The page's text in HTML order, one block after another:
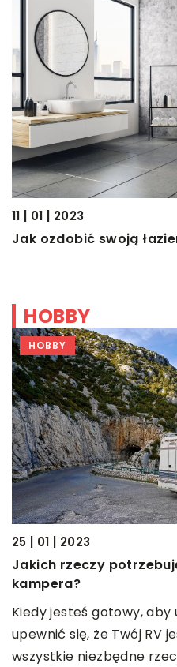
11 | 01 | 2023
Jak ozdobić swoją
HOBBY
HOBBY
25 | 01 | 2023
Jakich rzeczy
kampera?
Kiedy jesteś gotowy, aby
upewnić się, że Twój RV
wszystkie niezbędne